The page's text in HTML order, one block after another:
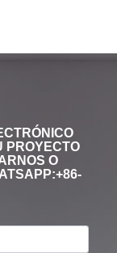
PROYECTO
O